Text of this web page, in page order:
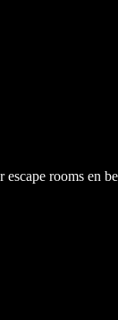
rooms en